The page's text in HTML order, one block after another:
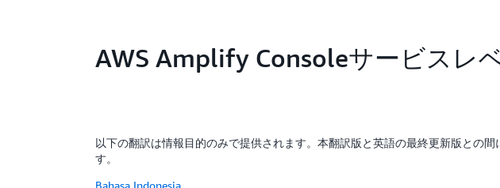
AWS Amplify Consoleサービスレ
以下の翻訳は情報目的のみで提供されます。本翻訳版と英語の最終更新版との
す。
Bahasa Indonesia